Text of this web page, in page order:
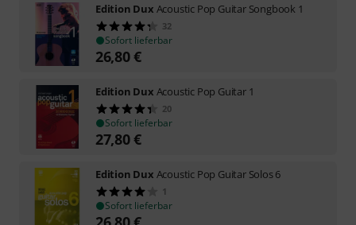
Edition Dux Acoustic Pop Guitar Songbook 1
32
Sofort lieferbar
26,80€
Edition Dux Acoustic Pop Guitar 1
20
Sofort lieferbar
27,80€
Edition Dux Acoustic Pop Guitar Solos 6
1
Sofort lieferbar